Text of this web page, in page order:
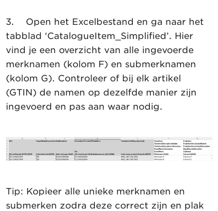
3. Open het Excelbestand en ga naar het
tabblad ‘CatalogueItem_Simplified’. Hier
vind je een overzicht van alle ingevoerde
merknamen (kolom F) en submerknamen
(kolom G). Controleer of bij elk artikel
(GTIN) de namen op dezelfde manier zijn
ingevoerd en pas aan waar nodig.
Tip: Kopieer alle unieke merknamen en
submerken zodra deze correct zijn en plak